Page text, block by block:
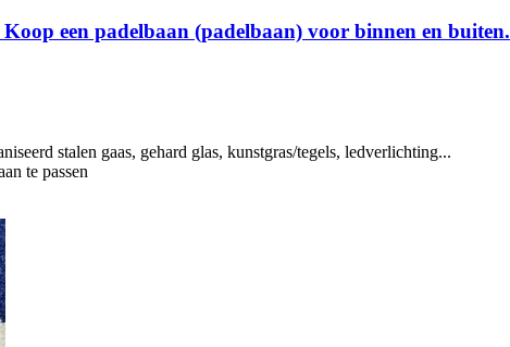
een padelbaan (padelbaan) voor binnen en buiten.
stalen gaas, gehard glas, kunstgras/tegels, ledverlichting...
te passen